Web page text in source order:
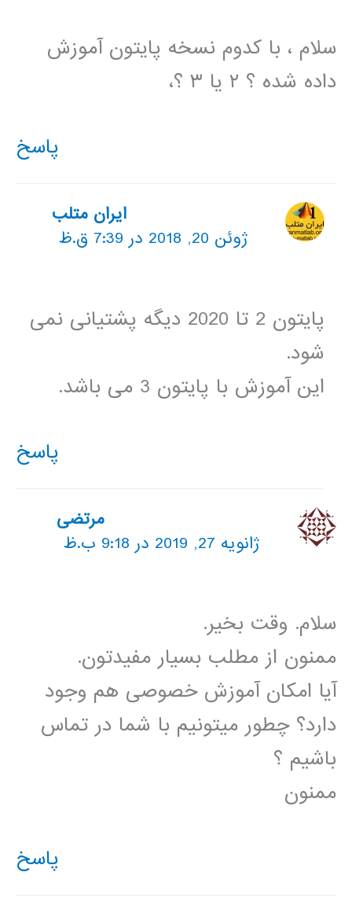
سلام ، با کدوم نسخه پایتون آموزش
داده شده ؟ ۲ یا ۳ ؟،
پاسخ
ایران متلب
ژوئن 20, 2018 در 7:39 ق.ظ
پایتون 2 تا 2020 دیگه پشتیانی نمی
شود.
این آموزش با پایتون 3 می باشد.
پاسخ
مرتضی
ژانویه 27, 2019 در 9:18 ب.ظ
سلام. وقت بخیر.
ممنون از مطلب بسیار مفیدتون.
آیا امکان آموزش خصوصی هم وجود
دارد؟ چطور میتونیم با شما در تماس
باشیم ؟
ممنون
پاسخ